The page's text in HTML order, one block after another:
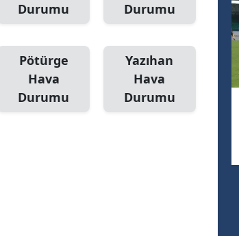
Durumu
Durumu
Pötürge
Hava
Durumu
Yazıhan
Hava
Durumu